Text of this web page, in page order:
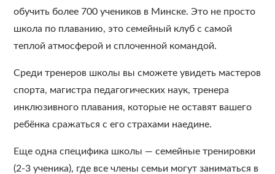
обучить более 700 учеников в Минске. Это не просто
школа по плаванию, это семейный клуб с самой
теплой атмосферой и сплоченной командой.
Среди тренеров школы вы сможете увидеть мастеров
спорта, магистра педагогических наук, тренера
инклюзивного плавания, которые не оставят вашего
ребёнка сражаться с его страхами наедине.
Еще одна специфика школы — семейные тренировки
(2-3 ученика), где все члены семьи могут заниматься в